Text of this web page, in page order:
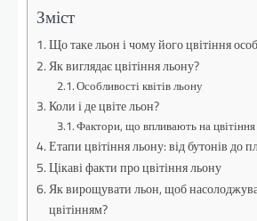
Зміст
Що таке льон і чому його цвітіння
Як виглядає цвітіння льону?
Особливості квітів льону
Коли і де цвіте льон?
Фактори, що впливають на цвітіння
Етапи цвітіння льону: від бутонів до
Цікаві факти про цвітіння льону
Як вирощувати льон, щоб
цвітінням?